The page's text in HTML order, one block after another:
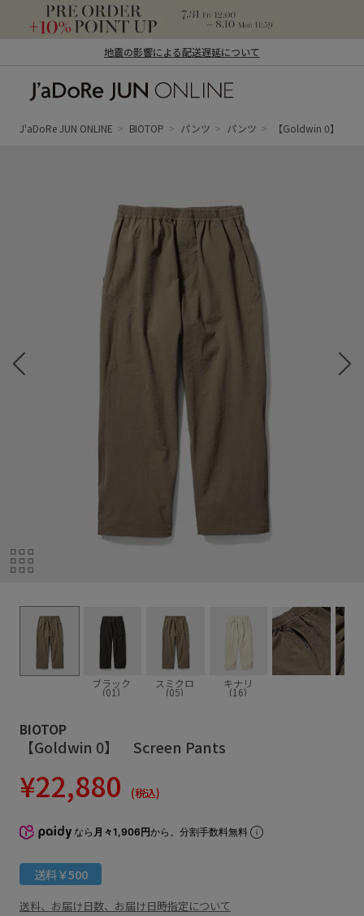
地震の影響による配送遅延について
ン オンライン）
J'aDoRe JUN ONLINE BIOTOP パンツ パンツ 【Goldwin 0】
ブラック
(01)
スミクロ
(05)
キナリ
(16)
BIOTOP
【Goldwin 0】 Screen Pants
¥22,880 (税込)
なら 月々1,906円から。分割手数料無料
送料￥500
送料、お届け日数、お届け日時指定について